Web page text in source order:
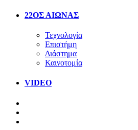
22ΟΣ ΑΙΩΝΑΣ
Τεχνολογία
Επιστήμη
Διάστημα
Καινοτομία
VIDEO